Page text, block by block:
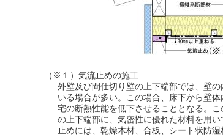
（※１）気流止めの施工
外壁及び間仕切り壁の上下端部では、壁
いる場合が多い。この場合、床下から壁
宅の断熱性能を低下させることとなる。
の上下端部に、気密性に優れた材料を用
止めには、乾燥木材、合板、シート状防